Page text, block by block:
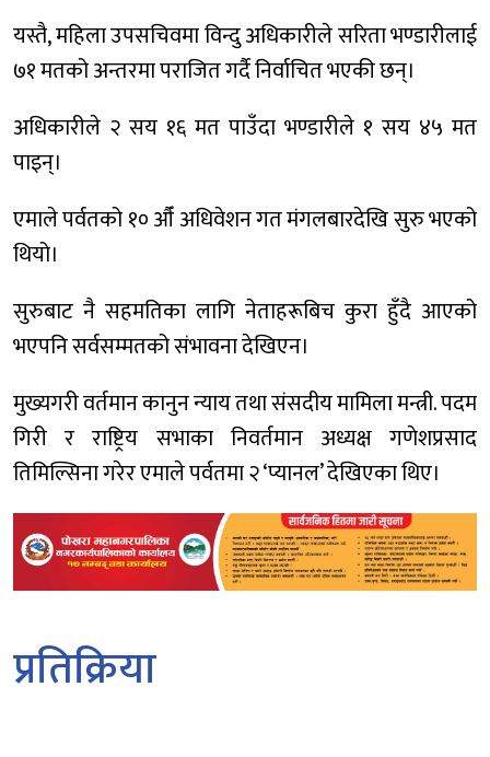
यस्तै, महिला उपसचिवमा विन्दु अधिकारीले सरिता भण्डारीलाई
७१ मतको अन्तरमा पराजित गर्दै निर्वाचित भएकी छन्।
अधिकारीले २ सय १६ मत पाउँदा भण्डारीले १ सय ४५ मत
पाइन्।
एमाले पर्वतको १० औँ अधिवेशन गत मंगलबारदेखि सुरु भएको
थियो।
सुरुबाट नै सहमतिका लागि नेताहरूबिच कुरा हुँदै आएको
भएपनि सर्वसम्मतको संभावना देखिएन।
मुख्यगरी वर्तमान कानुन न्याय तथा संसदीय मामिला मन्त्री. पदम
गिरी र राष्ट्रिय सभाका निवर्तमान अध्यक्ष गणेशप्रसाद
तिमिल्सिना गरेर एमाले पर्वतमा २ ‘प्यानल’ देखिएका थिए।
प्रतिक्रिया